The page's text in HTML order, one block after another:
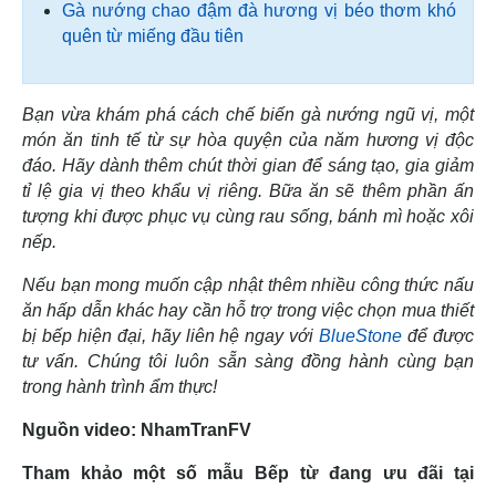
Gà nướng chao đậm đà hương vị béo thơm khó
quên từ miếng đầu tiên
Bạn vừa khám phá cách chế biến gà nướng ngũ vị, một
món ăn tinh tế từ sự hòa quyện của năm hương vị độc
đáo. Hãy dành thêm chút thời gian để sáng tạo, gia giảm
tỉ lệ gia vị theo khẩu vị riêng. Bữa ăn sẽ thêm phần ấn
tượng khi được phục vụ cùng rau sống, bánh mì hoặc xôi
nếp.
Nếu bạn mong muốn cập nhật thêm nhiều công thức nấu
ăn hấp dẫn khác hay cần hỗ trợ trong việc chọn mua thiết
bị bếp hiện đại, hãy liên hệ ngay vớiBlueStoneđể được
tư vấn. Chúng tôi luôn sẵn sàng đồng hành cùng bạn
trong hành trình ẩm thực!
Nguồn video: NhamTranFV
Tham khảo một số mẫu Bếp từ đang ưu đãi tại